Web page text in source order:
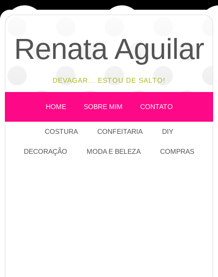
Renata Aguilar
DEVAGAR... ESTOU DE SALTO!
HOME SOBRE MIM CONTATO
COSTURA CONFEITARIA DIY
DECORAÇÃO MODA E BELEZA COMPRAS